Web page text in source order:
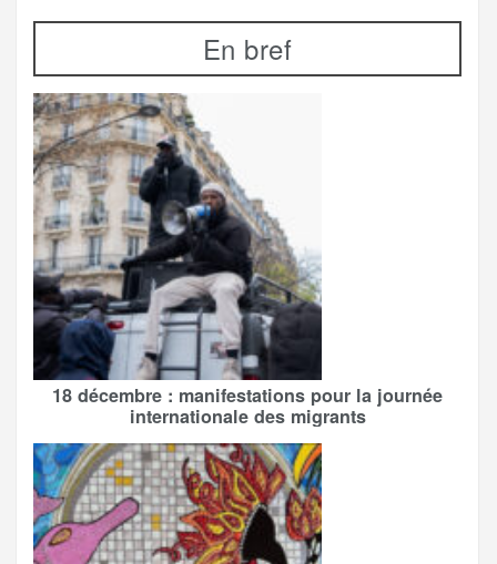
En bref
18 décembre : manifestations pour la journée
internationale des migrants